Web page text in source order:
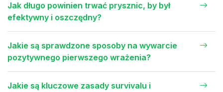
Jak długo powinien trwać prysznic, by był
efektywny i oszczędny?
Jakie są sprawdzone sposoby na wywarcie
pozytywnego pierwszego wrażenia?
Jakie są kluczowe zasady survivalu i